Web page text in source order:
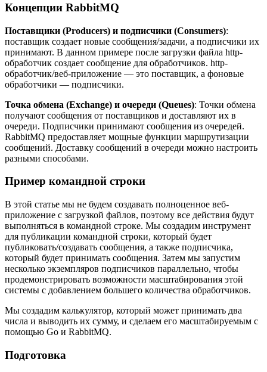
Концепции RabbitMQ
Поставщики (Producers) и подписчики (Consumers):
поставщик создает новые сообщения/задачи, а подписчики их
принимают. В данном примере после загрузки файла http-
обработчик создает сообщение для обработчиков. http-
обработчик/веб-приложение — это поставщик, а фоновые
обработчики — подписчики.
Точка обмена (Exchange) и очереди (Queues): Точки обмена
получают сообщения от поставщиков и доставляют их в
очереди. Подписчики принимают сообщения из очередей.
RabbitMQ предоставляет мощные функции маршрутизации
сообщений. Доставку сообщений в очереди можно настроить
разными способами.
Пример командной строки
В этой статье мы не будем создавать полноценное веб-
приложение с загрузкой файлов, поэтому все действия будут
выполняться в командной строке. Мы создадим инструмент
для публикации командной строки, который будет
публиковать/создавать сообщения, а также подписчика,
который будет принимать сообщения. Затем мы запустим
несколько экземпляров подписчиков параллельно, чтобы
продемонстрировать возможности масштабирования этой
системы с добавлением большего количества обработчиков.
Мы создадим калькулятор, который может принимать два
числа и выводить их сумму, и сделаем его масштабируемым с
помощью Go и RabbitMQ.
Подготовка